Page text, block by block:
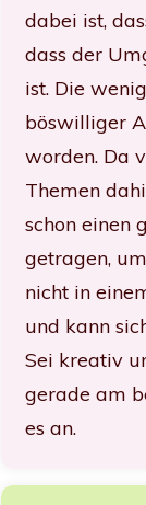
dabei ist,
dass der
ist. Die
böswilliger
worden. Da
Themen
schon einen
getragen,
nicht in
und kann
Sei kreativ
gerade am
es an.